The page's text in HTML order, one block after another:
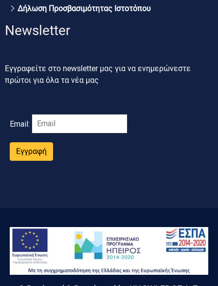
Δήλωση Προσβασιμότητας Ιστοτόπου
Newsletter
Εγγραφείτε στο newsletter μας για να ενημερώνεστε
πρώτοι για όλα τα νέα μας
Email:
Εγγραφή